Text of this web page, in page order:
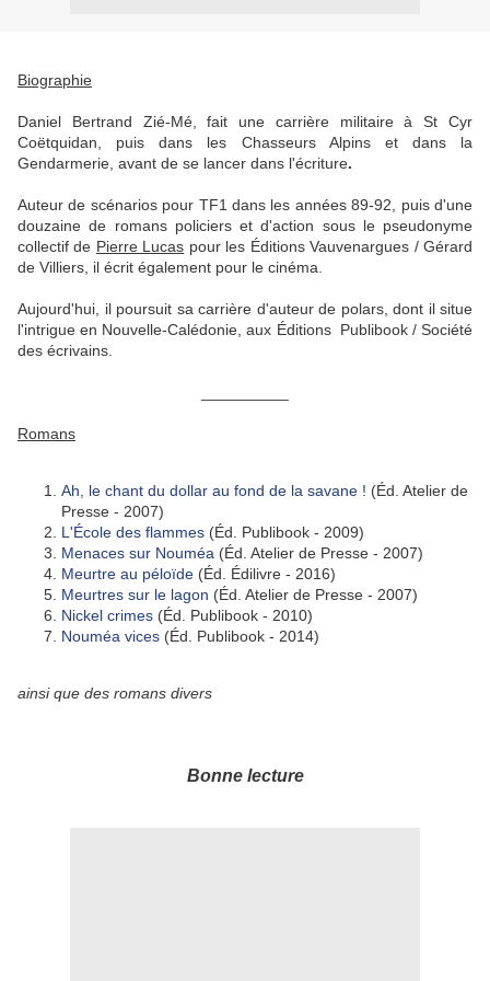
Biographie
Daniel Bertrand Zié-Mé, fait une carrière militaire à St Cyr
Coëtquidan, puis dans les Chasseurs Alpins et dans la
Gendarmerie, avant de se lancer dans l'écriture.
Auteur de scénarios pour TF1 dans les années 89-92, puis d'une
douzaine de romans policiers et d'action sous le pseudonyme
collectif de Pierre Lucas pour les Éditions Vauvenargues / Gérard
de Villiers, il écrit également pour le cinéma.
Aujourd'hui, il poursuit sa carrière d'auteur de polars, dont il situe
l'intrigue en Nouvelle-Calédonie, aux Éditions Publibook / Société
des écrivains.
Romans
Ah, le chant du dollar au fond de la savane ! (Éd. Atelier de
Presse - 2007)
L'École des flammes (Éd. Publibook - 2009)
Menaces sur Nouméa (Éd. Atelier de Presse - 2007)
Meurtre au péloïde (Éd. Édilivre - 2016)
Meurtres sur le lagon (Éd. Atelier de Presse - 2007)
Nickel crimes (Éd. Publibook - 2010)
Nouméa vices (Éd. Publibook - 2014)
ainsi que des romans divers
Bonne lecture